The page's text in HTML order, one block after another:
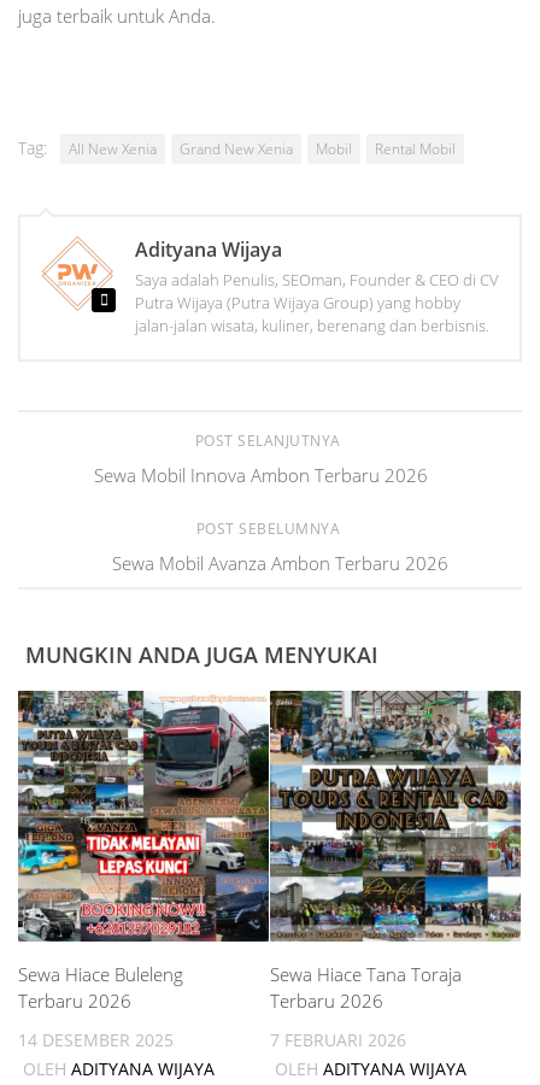
juga terbaik untuk Anda.
Tag: All New Xenia Grand New Xenia Mobil Rental Mobil
Adityana Wijaya
Saya adalah Penulis, SEOman, Founder & CEO di CV
Putra Wijaya (Putra Wijaya Group) yang hobby
jalan-jalan wisata, kuliner, berenang dan berbisnis.
POST SELANJUTNYA
Sewa Mobil Innova Ambon Terbaru 2026
POST SEBELUMNYA
Sewa Mobil Avanza Ambon Terbaru 2026
MUNGKIN ANDA JUGA MENYUKAI
Sewa Hiace Buleleng
Terbaru 2026
14 DESEMBER 2025
OLEH ADITYANA WIJAYA
Sewa Hiace Tana Toraja
Terbaru 2026
7 FEBRUARI 2026
OLEH ADITYANA WIJAYA